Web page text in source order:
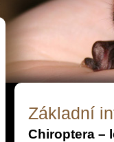
Základní
Chiroptera –